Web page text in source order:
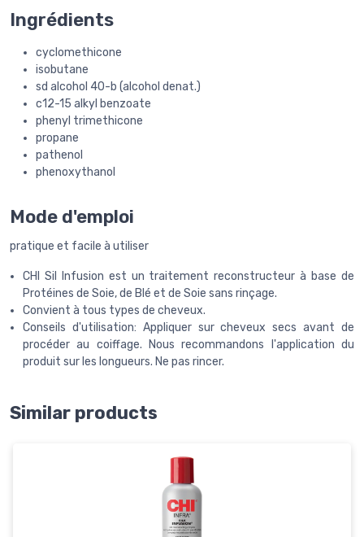
Ingrédients
cyclomethicone
isobutane
sd alcohol 40-b (alcohol denat.)
c12-15 alkyl benzoate
phenyl trimethicone
propane
pathenol
phenoxythanol
Mode d'emploi
pratique et facile à utiliser
CHI Sil Infusion est un traitement reconstructeur à base de
Protéines de Soie, de Blé et de Soie sans rinçage.
Convient à tous types de cheveux.
Conseils d'utilisation: Appliquer sur cheveux secs avant de
procéder au coiffage. Nous recommandons l'application du
produit sur les longueurs. Ne pas rincer.
Similar products